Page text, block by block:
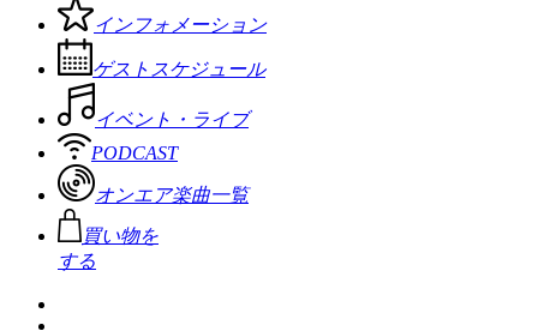
インフォメーション
ゲストスケジュール
イベント・ライブ
PODCAST
オンエア楽曲一覧
買い物を
する